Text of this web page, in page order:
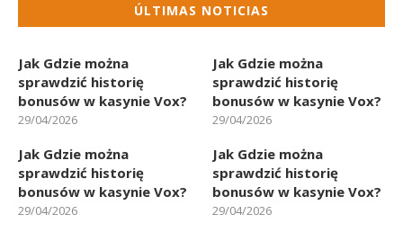
ÚLTIMAS NOTICIAS
Jak Gdzie można
sprawdzić historię
bonusów w kasynie Vox?
29/04/2026
Jak Gdzie można
sprawdzić historię
bonusów w kasynie Vox?
29/04/2026
Jak Gdzie można
sprawdzić historię
bonusów w kasynie Vox?
29/04/2026
Jak Gdzie można
sprawdzić historię
bonusów w kasynie Vox?
29/04/2026